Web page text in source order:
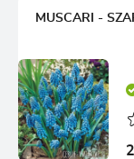
MUSCARI -